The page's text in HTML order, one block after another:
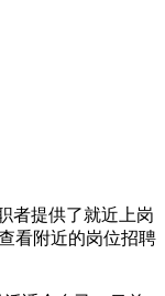
者提供了就近上岗
看附近的岗位招聘